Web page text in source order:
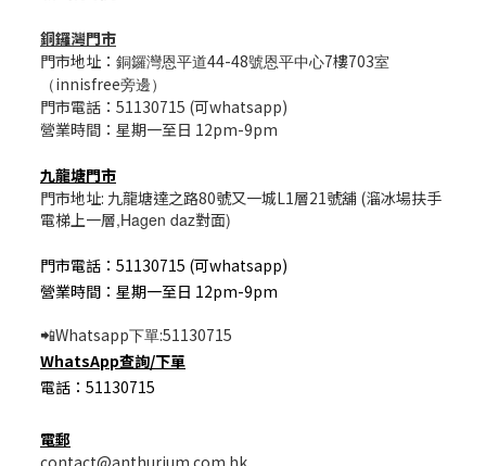
銅鑼灣門市
門市地址： 銅鑼灣恩平道44-48號恩平中心7樓703室
（ innisfree旁邊）
門市電話：51130715 (可whatsapp)
營業時間：星期一至日 12pm-9pm
九龍塘門市
門市地址: 九龍塘達之路80號又一城L1層21號舖 (溜冰場扶手
電梯上一層,Hagen daz對面)
門市電話：51130715 (可whatsapp)
營業時間：星期一至日 12pm-9pm
📲Whatsapp下單:51130715
WhatsApp查詢/下單
電話：51130715
電郵
contact@anthurium.com.hk